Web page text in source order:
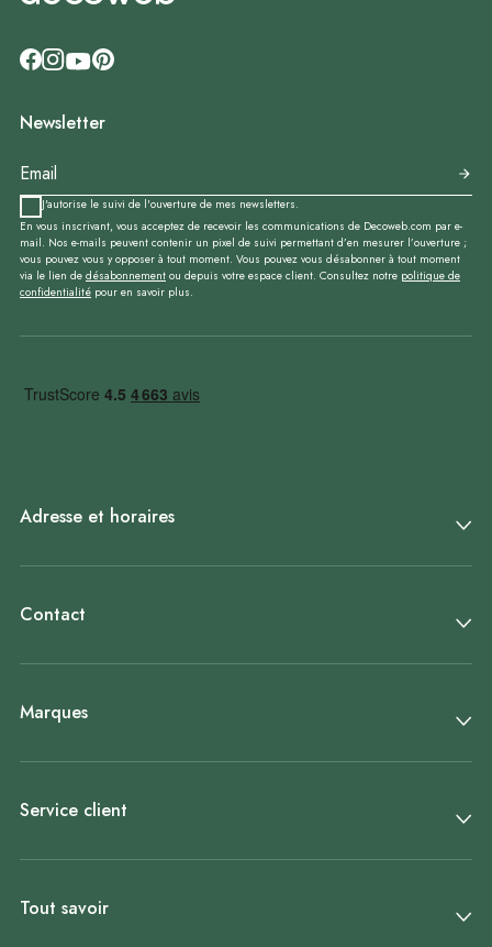
Newsletter
J'autorise le suivi de l'ouverture de mes newsletters.
En vous inscrivant, vous acceptez de recevoir les communications de Decoweb.com par e-
mail. Nos e-mails peuvent contenir un pixel de suivi permettant d’en mesurer l’ouverture ;
vous pouvez vous y opposer à tout moment. Vous pouvez vous désabonner à tout moment
via le lien de désabonnement ou depuis votre espace client. Consultez notre politique de
confidentialité pour en savoir plus.
Adresse et horaires
Contact
Marques
Service client
Tout savoir